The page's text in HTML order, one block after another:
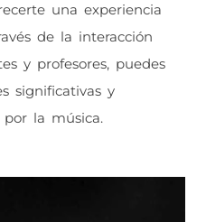
una experiencia
de la interacción
y profesores, puedes
significativas y
la música.